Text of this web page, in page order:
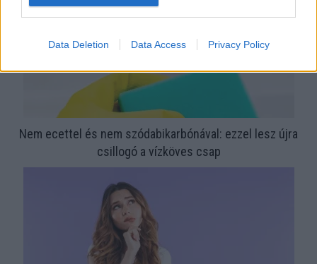
Data Deletion Data Access Privacy Policy
Nem ecettel és nem szódabikarbónával: ezzel lesz újra
csillogó a vízköves csap